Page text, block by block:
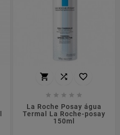
  
    
La Roche Posay água
Termal La Roche-posay
150ml